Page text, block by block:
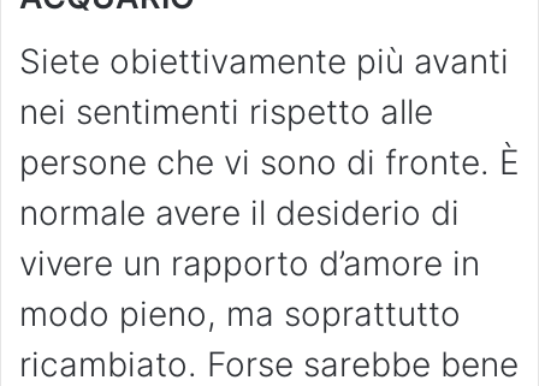
Siete obiettivamente più avanti
nei sentimenti rispetto alle
persone che vi sono di fronte. È
normale avere il desiderio di
vivere un rapporto d’amore in
modo pieno, ma soprattutto
ricambiato. Forse sarebbe bene